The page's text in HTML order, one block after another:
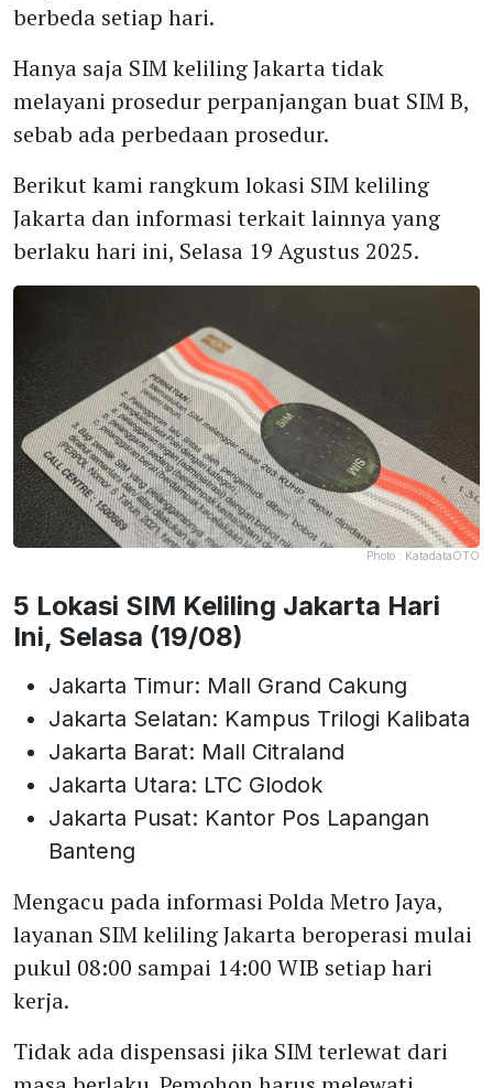
berbeda setiap hari.
Hanya saja SIM keliling Jakarta tidak
melayani prosedur perpanjangan buat SIM B,
sebab ada perbedaan prosedur.
Berikut kami rangkum lokasi SIM keliling
Jakarta dan informasi terkait lainnya yang
berlaku hari ini, Selasa 19 Agustus 2025.
Photo : KatadataOTO
5 Lokasi SIM Keliling Jakarta Hari
Ini, Selasa (19/08)
Jakarta Timur: Mall Grand Cakung
Jakarta Selatan: Kampus Trilogi Kalibata
Jakarta Barat: Mall Citraland
Jakarta Utara: LTC Glodok
Jakarta Pusat: Kantor Pos Lapangan
Banteng
Mengacu pada informasi Polda Metro Jaya,
layanan SIM keliling Jakarta beroperasi mulai
pukul 08:00 sampai 14:00 WIB setiap hari
kerja.
Tidak ada dispensasi jika SIM terlewat dari